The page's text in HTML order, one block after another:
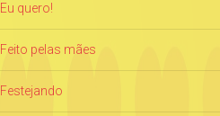
Eu quero!
Feito pelas mães
Festejando